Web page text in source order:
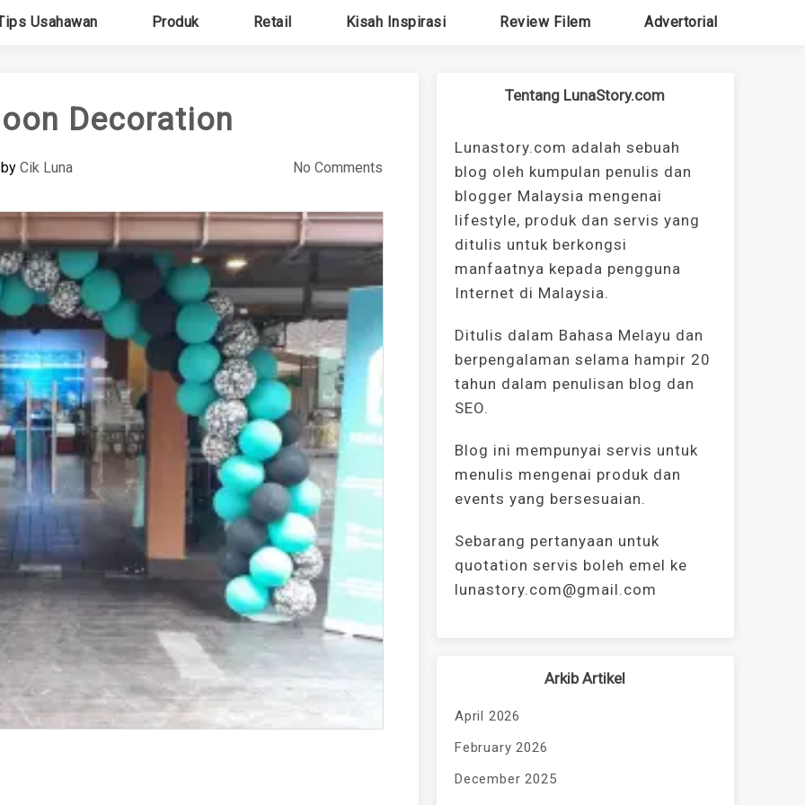
Usahawan Produk Retail Kisah Inspirasi Review Filem Advertorial
Decoration
byCik Luna No Comments
Tentang LunaStory.com
Lunastory.com adalah sebuah
blog oleh kumpulan penulis dan
blogger Malaysia mengenai
lifestyle, produk dan servis yang
ditulis untuk berkongsi
manfaatnya kepada pengguna
Internet di Malaysia.
Ditulis dalam Bahasa Melayu dan
berpengalaman selama hampir 20
tahun dalam penulisan blog dan
SEO.
Blog ini mempunyai servis untuk
menulis mengenai produk dan
events yang bersesuaian.
Sebarang pertanyaan untuk
quotation servis boleh emel ke
lunastory.com@gmail.com
Arkib Artikel
April 2026
February 2026
December 2025